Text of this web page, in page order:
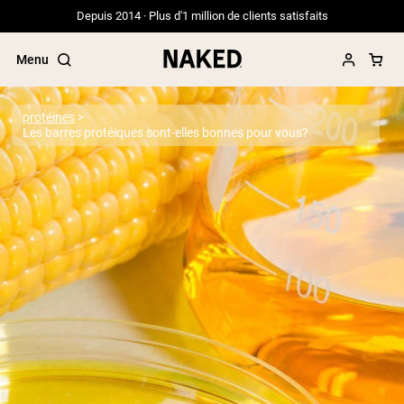
Depuis 2014 · Plus d'1 million de clients satisfaits
Menu
Termes de recherche populaires
”Protein Powder“
”Overnight Oats“
”Vegan protein“
”Collagen“
”Micellar Casein“
PROTÉINES EN POUDRE Meilleure Vente
Protéine de pois
Protéine de Whey en Poudre
Peptides de collagène
protéines
Les barres protéiques sont-elles bonnes pour vous?